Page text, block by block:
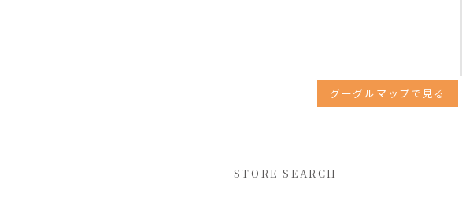
STORE SEARCH
グーグルマップで見る